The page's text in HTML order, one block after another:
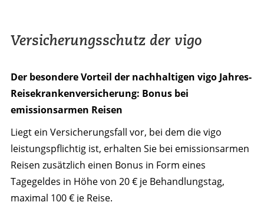
Versicherungsschutz der vigo
Der besondere Vorteil der nachhaltigen vigo Jahres-
Reisekrankenversicherung: Bonus bei
emissionsarmen Reisen
Liegt ein Versicherungsfall vor, bei dem die vigo
leistungspflichtig ist, erhalten Sie bei emissionsarmen
Reisen zusätzlich einen Bonus in Form eines
Tagegeldes in Höhe von 20 € je Behandlungstag,
maximal 100 € je Reise.